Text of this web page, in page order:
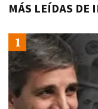
MÁS LEÍDAS DE